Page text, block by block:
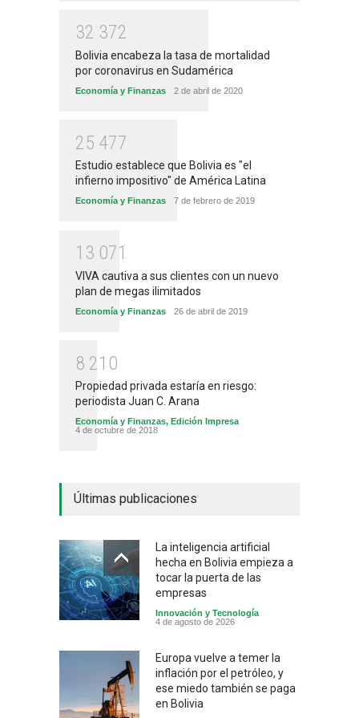
32 372
Bolivia encabeza la tasa de mortalidad
por coronavirus en Sudamérica
Economía y Finanzas 2 de abril de 2020
25 477
Estudio establece que Bolivia es "el
infierno impositivo" de América Latina
Economía y Finanzas 7 de febrero de 2019
1 3 071
VIVA cautiva a sus clientes con un nuevo
plan de megas ilimitados
Economía y Finanzas 26 de abril de 2019
8 21 0
Propiedad privada estaría en riesgo:
periodista Juan C. Arana
Economía y Finanzas, Edición Impresa
4 de octubre de 2018
Últimas publicaciones
La inteligencia artificial
hecha en Bolivia empieza a
tocar la puerta de las
empresas
Innovación y Tecnología
4 de agosto de 2026
Europa vuelve a temer la
inflación por el petróleo, y
ese miedo también se paga
en Bolivia